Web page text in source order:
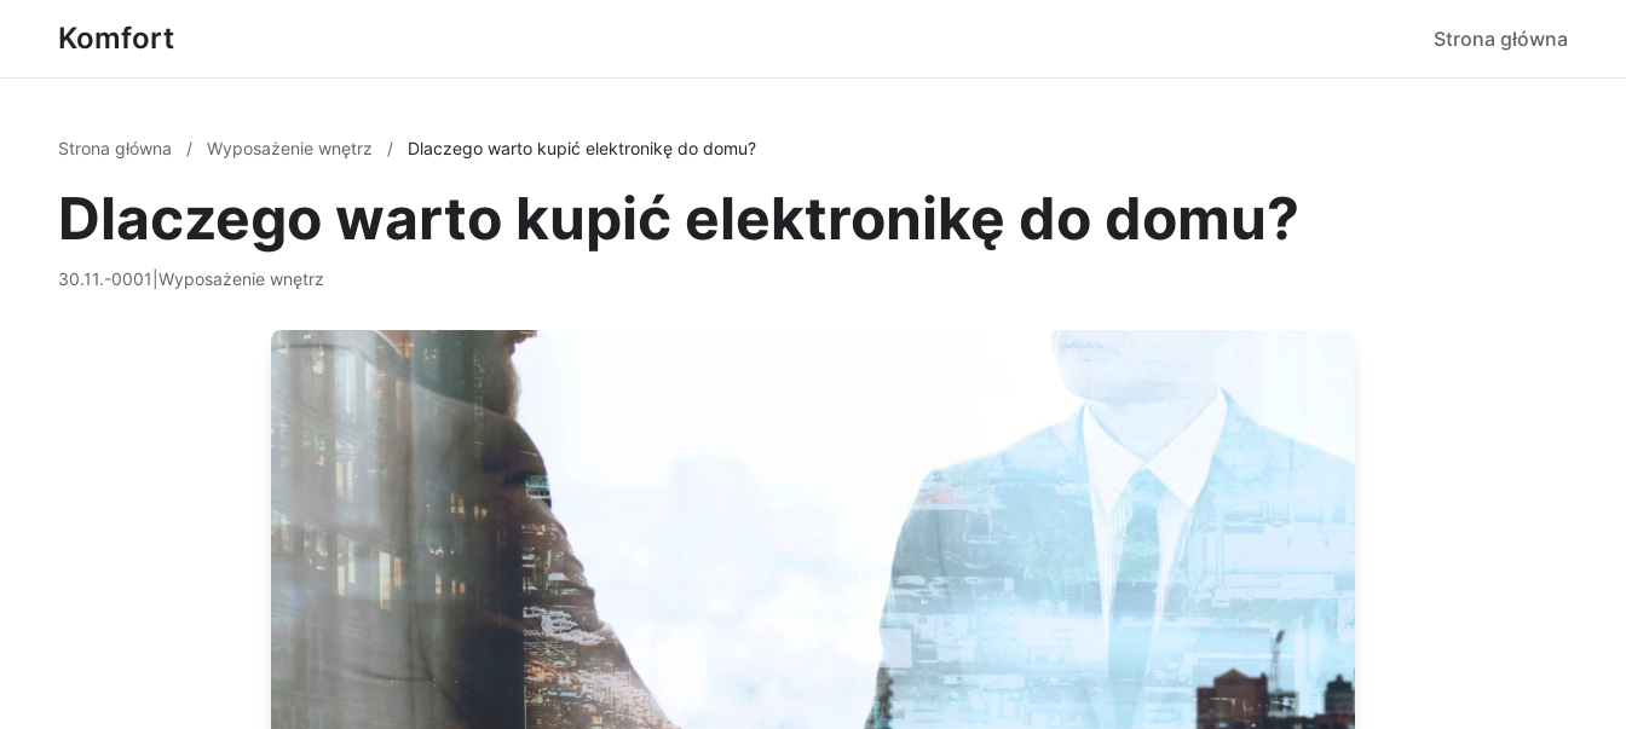
Komfort Strona główna
Strona główna / Wyposażenie wnętrz / Dlaczego warto kupić elektronikę do domu?
Dlaczego warto kupić elektronikę do domu?
30.11.-0001 Wyposażenie wnętrz